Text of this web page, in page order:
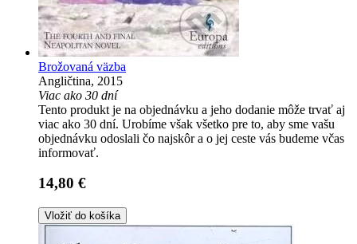
Brožovaná väzba
Angličtina, 2015
Viac ako 30 dní
Tento produkt je na objednávku a jeho dodanie môže trvať aj
viac ako 30 dní. Urobíme však všetko pre to, aby sme vašu
objednávku odoslali čo najskôr a o jej ceste vás budeme včas
informovať.
14,80 €
Vložiť do košíka